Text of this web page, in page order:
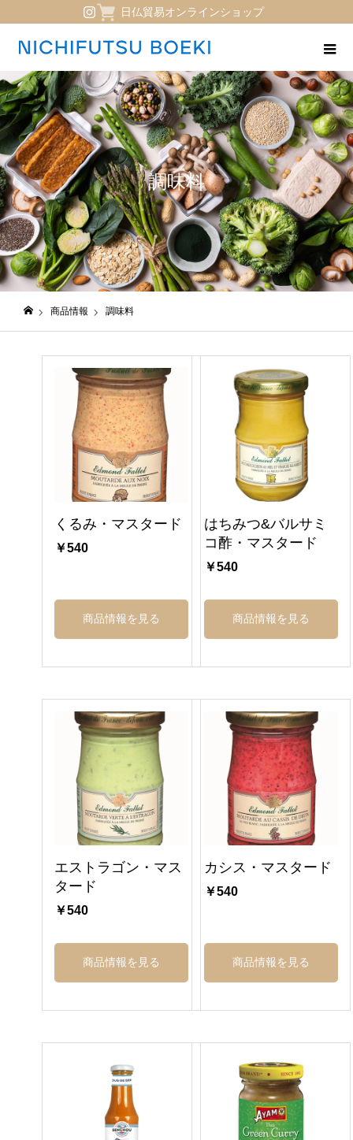
日仏貿易オンラインショップ
調味料
商品情報 調味料
くるみ・マスタード
￥540
商品情報を見る
はちみつ&バルサミ
コ酢・マスタード
￥540
商品情報を見る
エストラゴン・マス
タード
￥540
商品情報を見る
カシス・マスタード
￥540
商品情報を見る